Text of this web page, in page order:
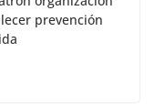
prevención